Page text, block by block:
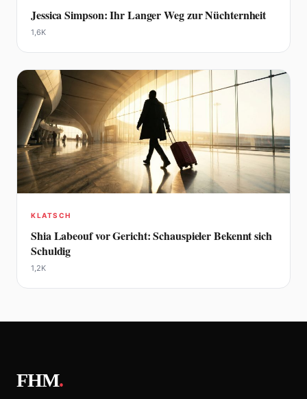
Jessica Simpson: Ihr Langer Weg zur Nüchternheit
1,6K
KLATSCH
Shia Labeouf vor Gericht: Schauspieler Bekennt sich
Schuldig
1,2K
FHM.